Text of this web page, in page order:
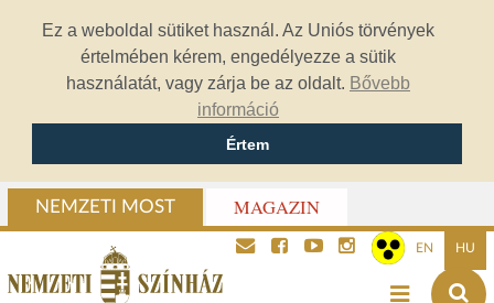
Ez a weboldal sütiket használ. Az Uniós törvények
értelmében kérem, engedélyezze a sütik
használatát, vagy zárja be az oldalt. Bővebb
információ
Értem
NEMZETI MOST MAGAZIN
EN HU